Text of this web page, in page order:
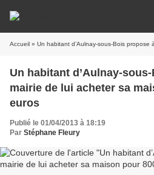
Accueil » Un habitant d’Aulnay-sous-Bois propose à la
Un habitant d’Aulnay-
mairie de lui acheter sa
euros
Publié le 01/04/2013 à 18:19
Par Stéphane Fleury